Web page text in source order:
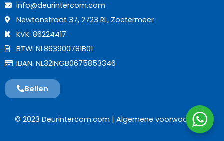
info@deurintercom.com
Newtonstraat 37, 2723 RL, Zoetermeer
KVK: 86224417
BTW: NL863900781B01
IBAN: NL32INGB0675853346
Bellen
© 2023 Deurintercom.com | Algemene voorwaarden|